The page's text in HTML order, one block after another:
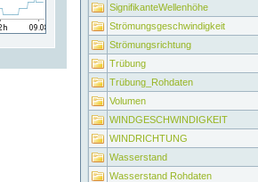
SignifikanteWellenhöhe
Strömungsgeschwindigkeit
Strömungsrichtung
Trübung
Trübung_Rohdaten
Volumen
WINDGESCHWINDIGKEIT
WINDRICHTUNG
Wasserstand
Wasserstand Rohdaten